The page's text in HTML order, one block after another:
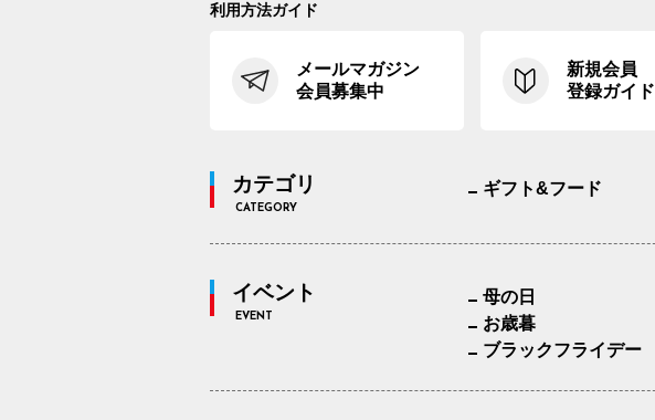
利用方法ガイド
メールマガジン
会員募集中
新規会員
登録ガイド
カテゴリ
CATEGORY
ギフト&フード
イベント
EVENT
母の日
お歳暮
ブラックフライデー